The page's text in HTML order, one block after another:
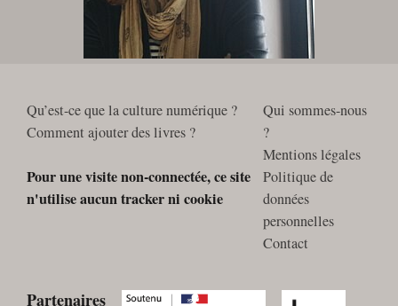
Qu’est-ce que la culture numérique ?
Comment ajouter des livres ?
Pour une visite non-connectée, ce site
n'utilise aucun tracker ni cookie
Qui sommes-nous
?
Mentions légales
Politique de
données
personnelles
Contact
Partenaires